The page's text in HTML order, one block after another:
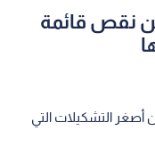
نقص قائمة
أصغر التشكيلات التي